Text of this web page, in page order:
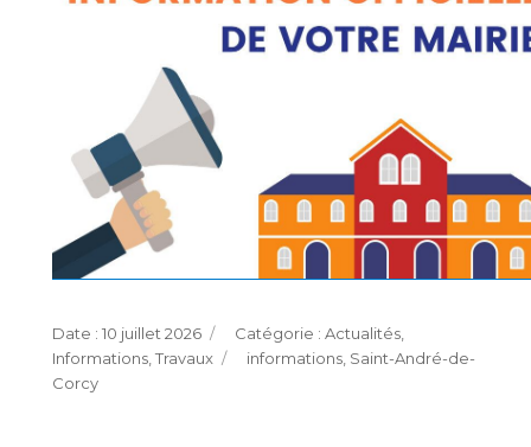
Publié
le
10 juillet 2026 Catégories
Actualités,
Informations, Travaux Étiquettes
informations, Saint-André-de-
Corcy